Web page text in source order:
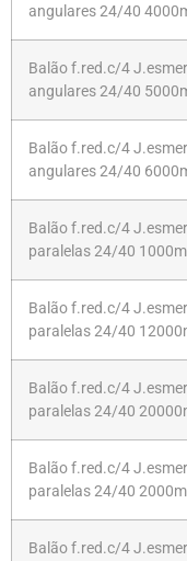
angulares 24/40
Balão f.red.c/4
angulares 24/40
Balão f.red.c/4
angulares 24/40
Balão f.red.c/4
paralelas 24/40 1000ml
Balão f.red.c/4
paralelas 24/40
Balão f.red.c/4
paralelas 24/40
Balão f.red.c/4
paralelas 24/40 2000ml
Balão f.red.c/4